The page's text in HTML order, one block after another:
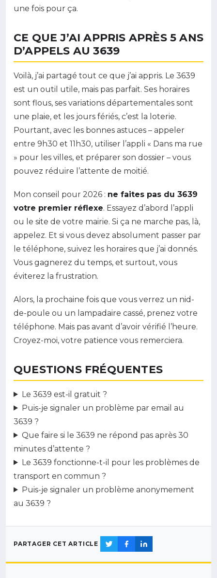
une fois pour ça.
CE QUE J’AI APPRIS APRÈS 5 ANS
D’APPELS AU 3639
Voilà, j’ai partagé tout ce que j’ai appris. Le 3639
est un outil utile, mais pas parfait. Ses horaires
sont flous, ses variations départementales sont
une plaie, et les jours fériés, c’est la loterie.
Pourtant, avec les bonnes astuces – appeler
entre 9h30 et 11h30, utiliser l’appli « Dans ma rue
» pour les villes, et préparer son dossier – vous
pouvez réduire l’attente de moitié.
Mon conseil pour 2026 : ne faites pas du 3639
votre premier réflexe. Essayez d’abord l’appli
ou le site de votre mairie. Si ça ne marche pas, là,
appelez. Et si vous devez absolument passer par
le téléphone, suivez les horaires que j’ai donnés.
Vous gagnerez du temps, et surtout, vous
éviterez la frustration.
Alors, la prochaine fois que vous verrez un nid-
de-poule ou un lampadaire cassé, prenez votre
téléphone. Mais pas avant d’avoir vérifié l’heure.
Croyez-moi, votre patience vous remerciera.
QUESTIONS FRÉQUENTES
Le 3639 est-il gratuit ?
Puis-je signaler un problème par email au
3639 ?
Que faire si le 3639 ne répond pas après 30
minutes d’attente ?
Le 3639 fonctionne-t-il pour les problèmes de
transport en commun ?
Puis-je signaler un problème anonymement
au 3639 ?
PARTAGER CET ARTICLE